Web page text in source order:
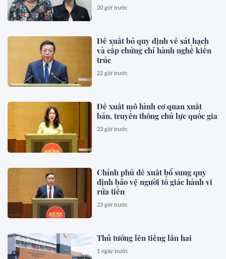
20 giờ trước
Đề xuất bỏ quy định về sát hạch
và cấp chứng chỉ hành nghề kiến
trúc
22 giờ trước
Đề xuất mô hình cơ quan xuất
bản, truyền thông chủ lực quốc gia
23 giờ trước
Chính phủ đề xuất bổ sung quy
định bảo vệ người tố giác hành vi
rửa tiền
23 giờ trước
Thủ tướng lên tiếng lần hai
1 ngày trước